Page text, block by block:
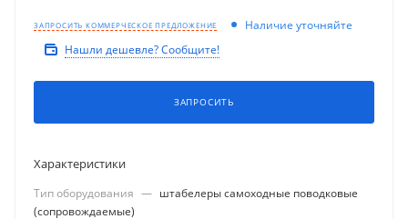
ЗАПРОСИТЬ КОММЕРЧЕСКОЕ ПРЕДЛОЖЕНИЕ
Наличие уточняйте
Нашли дешевле? Сообщите!
ЗАПРОСИТЬ
Характеристики
Тип оборудования — штабелеры самоходные поводковые
(сопровождаемые)